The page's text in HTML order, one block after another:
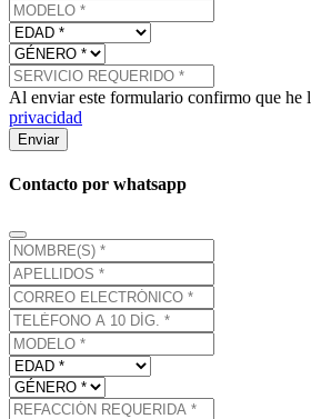
Al enviar este formulario confirmo que he
privacidad
Enviar
Contacto por whatsapp